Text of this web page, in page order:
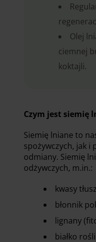
Olej
ciemnej
koktajli.
Czym jest siemię
Siemię lniane to
spożywczych, jak i
odmiany. Siemię
odżywczych, m.in.:
kwasy
błonnik
lignany
białko